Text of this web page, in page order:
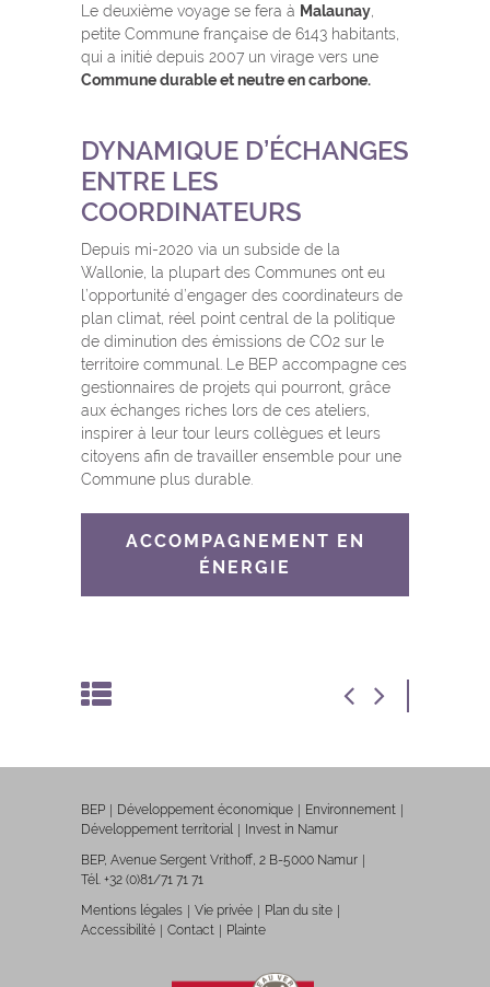
Le deuxième voyage se fera à Malaunay
petite Commune française de 6143 habitants,
qui a initié depuis 2007 un virage vers une
Commune durable et neutre en carbone.
DYNAMIQUE D’ÉCHANGES
ENTRE LES
COORDINATEURS
Depuis mi-2020 via un subside de la
Wallonie, la plupart des Communes ont eu
l’opportunité d’engager des coordinateurs de
plan climat, réel point central de la politique
de diminution des émissions de CO2 sur le
territoire communal. Le BEP accompagne ces
gestionnaires de projets qui pourront, grâce
aux échanges riches lors de ces ateliers,
inspirer à leur tour leurs collègues et leurs
citoyens afin de travailler ensemble pour une
Commune plus durable.
ACCOMPAGNEMENT EN
ÉNERGIE
BEP Développement économique
Environnement
Développement territorial
Invest in Namur
BEP, Avenue Sergent Vrithoff, 2 B-5000 Namur
Tél. +32 (0)81/71 71 71
Mentions légales
Vie privée
Plan du site
Accessibilité
Contact Plainte